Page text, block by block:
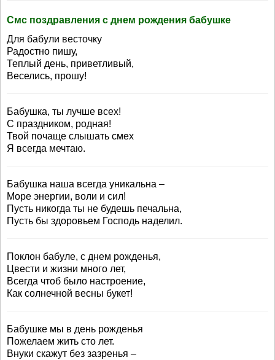
Смс поздравления с днем рождения бабушке
Для бабули весточку
Радостно пишу,
Теплый день, приветливый,
Веселись, прошу!
Бабушка, ты лучше всех!
С праздником, родная!
Твой почаще слышать смех
Я всегда мечтаю.
Бабушка наша всегда уникальна –
Море энергии, воли и сил!
Пусть никогда ты не будешь печальна,
Пусть бы здоровьем Господь наделил.
Поклон бабуле, с днем рожденья,
Цвести и жизни много лет,
Всегда чтоб было настроение,
Как солнечной весны букет!
Бабушке мы в день рожденья
Пожелаем жить сто лет.
Внуки скажут без зазренья –